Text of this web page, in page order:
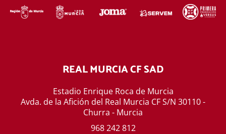
REAL MURCIA CF SAD
Estadio Enrique Roca de Murcia
Avda. de la Afición del Real Murcia CF S/N 30110 -
Churra - Murcia
968 242 812